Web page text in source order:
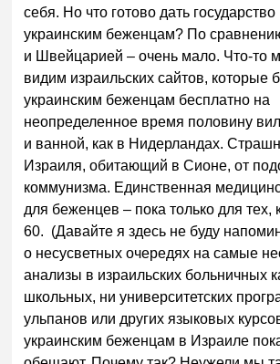
себя. Но что готово дать
украинским беженцам? По
и Швейцарией – очень мало. Что-то
видим израильских сайтов, которые
украинским беженцам бесплатно на
неопределенное время половину
и ванной, как в Нидерландах.
Израиля, обитающий в Сионе, от
коммунизма. Единственная
для беженцев – пока только для тех,
60. (Давайте я здесь не буду
о несусветных очередях на самые
анализы в израильских больничных
школьных, ни университетских
ульпанов или других языковых
украинским беженцам в Израиле